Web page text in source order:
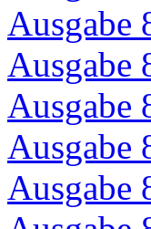
Ausgabe
Ausgabe
Ausgabe
Ausgabe
Ausgabe